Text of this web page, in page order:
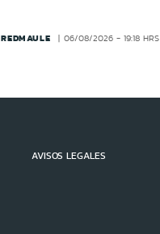
REDMAULE 06/08/2026 - 19:18 HRS
AVISOS LEGALES